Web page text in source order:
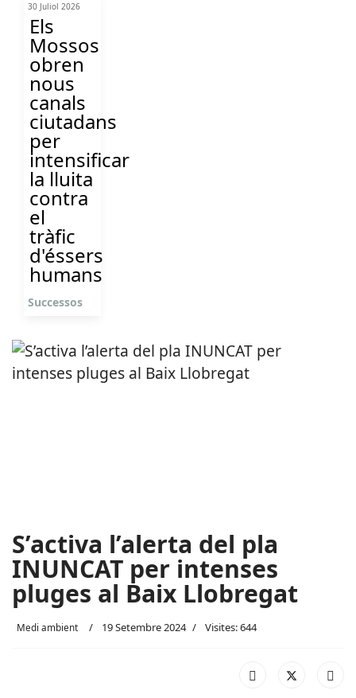
30 Juliol 2026
Els
Mossos
obren
nous
canals
ciutadans
per
intensificar
la lluita
contra
el
tràfic
d'éssers
humans
Successos
S’activa l’alerta del pla
INUNCAT per intenses
pluges al Baix Llobregat
Medi ambient 19 Setembre 2024 Visites: 644